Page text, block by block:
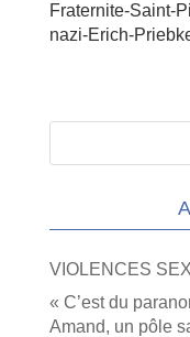
Fraternite-Saint-
nazi-Erich-
VIOLENCES
« C’est du
Amand, un pôle